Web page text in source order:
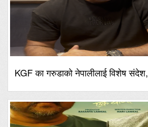
KGF का गरुडाको नेपालीलाई विशेष संदेश,